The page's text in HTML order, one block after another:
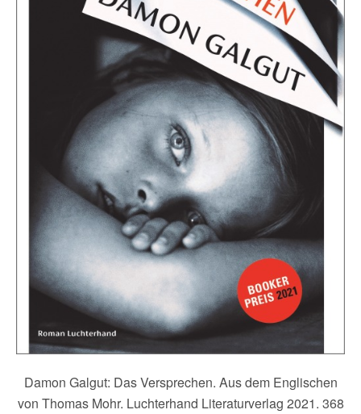
Damon Galgut: Das Versprechen. Aus dem Englischen
von Thomas Mohr. Luchterhand Literaturverlag 2021. 368